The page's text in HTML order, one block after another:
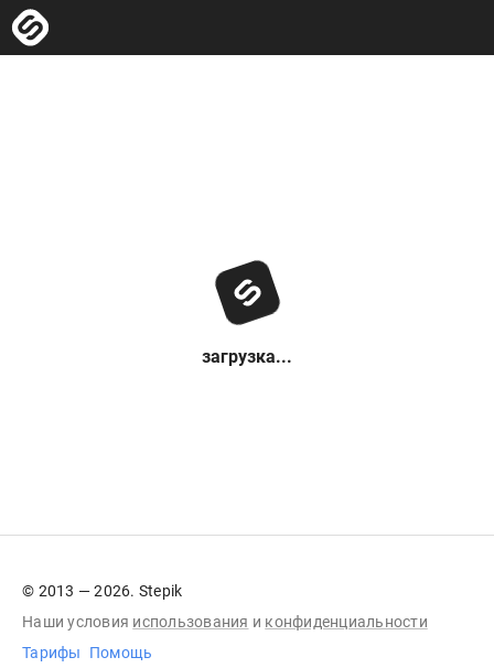
загрузка...
© 2013 — 2026. Stepik
Наши условия использования и конфиденциальности
Тарифы
Помощь